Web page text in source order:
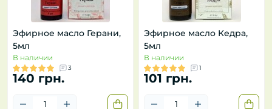
Эфирное масло Герани,
5мл
В наличии
3
140 грн.
Эфирное масло Кедра,
5мл
В наличии
1
101 грн.